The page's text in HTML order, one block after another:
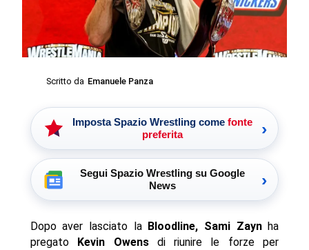
Scritto da Emanuele Panza
Imposta Spazio Wrestling come fonte
preferita
›
Segui Spazio Wrestling su Google
News
›
Dopo aver lasciato laBloodline, Sami Zaynha
pregato
Kevin Owensdi riunire le forze per